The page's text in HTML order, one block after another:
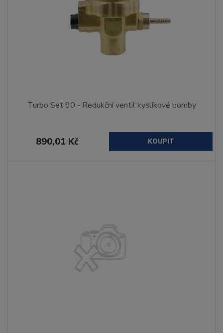
Turbo Set 90 - Redukční ventil kyslíkové bomby
890,01 Kč KOUPIT